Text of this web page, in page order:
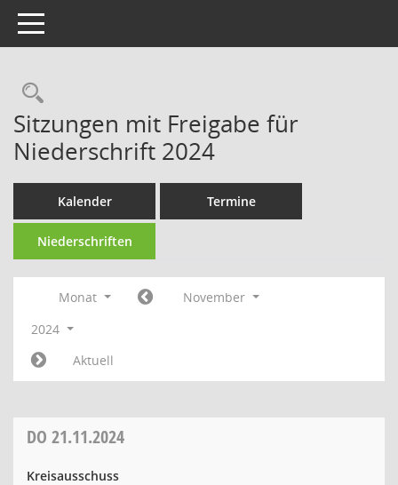
Toggle navigation
Rechercheauswahl
Sitzungen mit Freigabe für
Niederschrift 2024
Kalender Termine
Niederschriften
Monat
November
2024
Aktuell
DO 21.11.2024
Kreisausschuss